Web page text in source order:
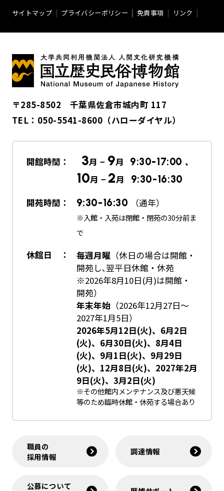
サイトマップ
プライバシーポリシー 免責事項 リンク
開館時間： 3月 − 9月 9:30-17:00 、
10月 − 2月
9:30-16:30
開苑時間：
9:30-16:30 （通年）
※入館・入苑は閉館・閉苑の30分前ま
で
休館日 ： 毎週月曜（休日の場合は開館・
開苑し､翌平日休館・休苑
※2026年8月10日(月)は開館・
開苑）
年末年始（2026年12月27日～
2027年1月5日）
2026年5月12日(火)、6月2日
(火)、6月30日(火)、8月4日
(火)、9月1日(火)、9月29日
(火)、12月8日(火)、2027年2月
9日(火)、3月2日(火)
※その他館内メンテナンス及び悪天候
等のため臨時休館・休苑する場合あり
職員の
採用情報
調達情報
公募について
〒285-8502 千葉県佐倉市城内町 117
TEL： 050-5541-8600 （ハローダイヤル）